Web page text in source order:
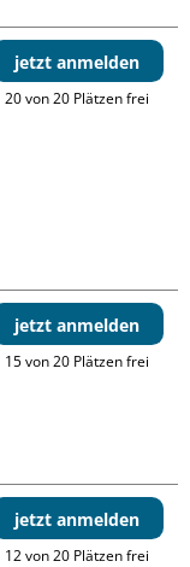
jetzt anmelden
20 von 20 Plätzen frei
jetzt anmelden
15 von 20 Plätzen frei
jetzt anmelden
12 von 20 Plätzen frei